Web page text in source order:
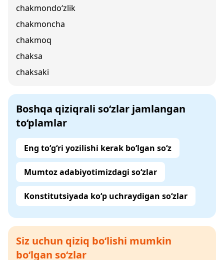
chakmondo‘zlik
chakmoncha
chakmoq
chaksa
chaksaki
Boshqa qiziqrali so‘zlar jamlangan
to‘plamlar
Eng to‘g‘ri yozilishi kerak bo‘lgan so‘z
Mumtoz adabiyotimizdagi so‘zlar
Konstitutsiyada ko‘p uchraydigan so‘zlar
Siz uchun qiziq bo‘lishi mumkin
bo‘lgan so‘zlar